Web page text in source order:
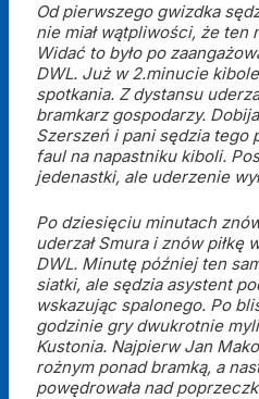
Od pierwszego gwizdka
nie miał wątpliwości, że ten
Widać to było po
DWL. Już w 2.minucie
spotkania. Z dystansu
bramkarz gospodarzy.
Szerszeń i pani sędzia tego
faul na napastniku kiboli.
jedenastki, ale uderzenie
Po dziesięciu minutach
uderzał Smura i znów piłkę
DWL. Minutę później ten
siatki, ale sędzia asystent
wskazując spalonego. Po
godzinie gry dwukrotnie
Kustonia. Najpierw Jan
rożnym ponad bramką, a
powędrowała nad